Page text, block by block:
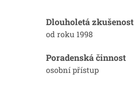
v
ý
Dlouholetá zkušenost
od roku 1998
Poradenská činnost
osobní přístup